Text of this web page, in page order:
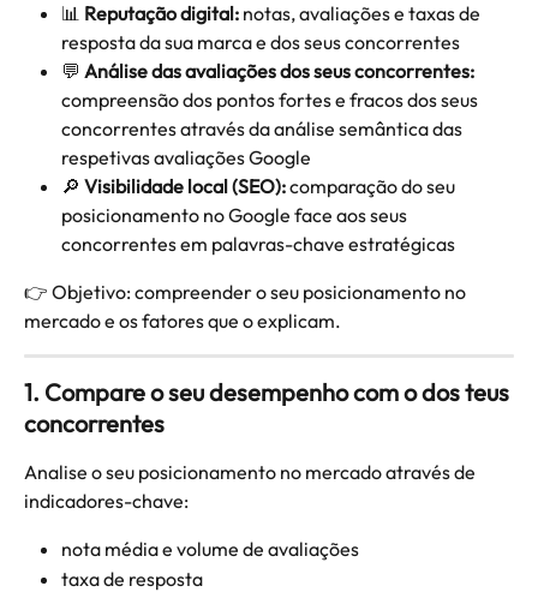
📊 Reputação digital: notas, avaliações e taxas de
resposta da sua marca e dos seus concorrentes
💬 Análise das avaliações dos seus concorrentes:
compreensão dos pontos fortes e fracos dos seus
concorrentes através da análise semântica das
respetivas avaliações Google
🔎 Visibilidade local (SEO): comparação do seu
posicionamento no Google face aos seus
concorrentes em palavras-chave estratégicas
👉 Objetivo: compreender o seu posicionamento no
mercado e os fatores que o explicam.
1. Compare o seu desempenho com o dos teus
concorrentes
Analise o seu posicionamento no mercado através de
indicadores-chave:
nota média e volume de avaliações
taxa de resposta